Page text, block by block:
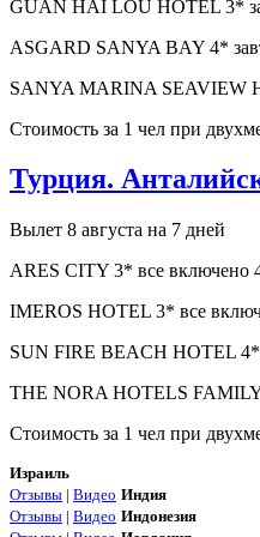
GUAN HAI LOU HOTEL 3*
ASGARD SANYA BAY 4*
SANYA MARINA SEAVIEW
Стоимость за 1 чел при
Турция.
Вылет 8 августа на 7 дней
ARES CITY 3* все включено
IMEROS HOTEL 3* все
SUN FIRE BEACH HOTEL 4*
THE NORA HOTELS
Стоимость за 1 чел при
Израиль
Отзывы | Видео Индия
Отзывы | Видео Индонезия